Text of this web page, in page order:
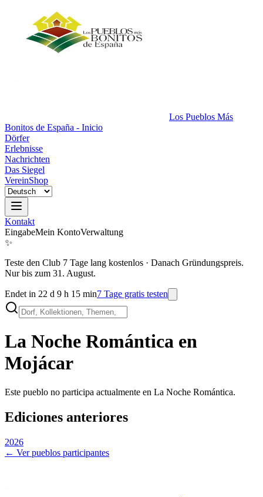
Los Pueblos Más
Bonitos de España - Inicio
Dörfer
Erlebnisse
Nachrichten
Das Siegel
VereinShop
Kontakt
EingabeMein KontoVerwaltung
✨
Teste den Club 7 Tage lang kostenlos · Danach Gründungspreis.
Nur bis zum 31. August.
Endet in 22 d 9 h 15 min7 Tage gratis testen
La Noche Romántica en
Mojácar
Este pueblo no participa actualmente en La Noche Romántica.
Ediciones anteriores
2026
← Ver pueblos participantes